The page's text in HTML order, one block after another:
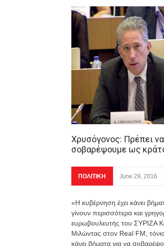
Χρυσόγονος: Πρέπει να
σοβαρέψουμε ως
ΠΟΛΙΤΙΚΗ June 29, 2016
«Η κυβέρνηση έχει κάνει
γίνουν περισσότερα και
ευρωβουλευτής του ΣΥΡΙΖΑ
Μιλώντας στον Real FM,
κάνει βήματα για να